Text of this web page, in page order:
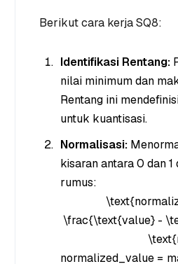
Berikut cara kerja SQ8:
Identifikasi Rentang:
nilai minimum dan
Rentang ini
untuk kuantisasi.
Normalisasi:
kisaran antara 0 dan
rumus:
\frac{\text{value} -
normalized_value =